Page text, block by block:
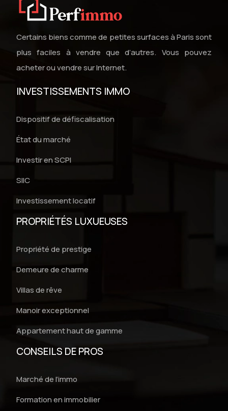
Certains biens comme de petites surfaces à Paris sont
plus faciles à vendre que d’autres. Vous pouvez
acheter ou vendre sur Internet.
INVESTISSEMENTS IMMO
Dispositif de défiscalisation
État du marché
Investir en SCPI
SIIC
Investissement locatif
PROPRIÉTÉS LUXUEUSES
Propriété de prestige
Demeure de charme
Villas de rêve
Manoir exceptionnel
Appartement haut de gamme
CONSEILS DE PROS
Marché de l’immo
Formation en immobilier